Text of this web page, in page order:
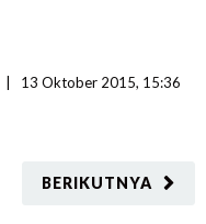
13 Oktober 2015, 15:36
BERIKUTNYA